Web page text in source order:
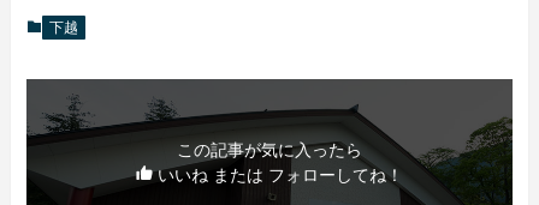
下越
この記事が気に入ったら
いいね または フォローしてね！